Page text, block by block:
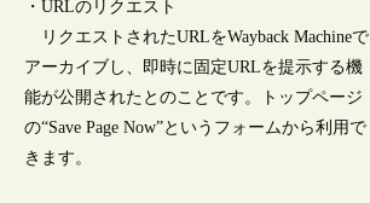
・URLのリクエスト
リクエストされたURLをWayback Machineで
アーカイブし、即時に固定URLを提示する機
能が公開されたとのことです。トップページ
の“Save Page Now”というフォームから利用で
きます。